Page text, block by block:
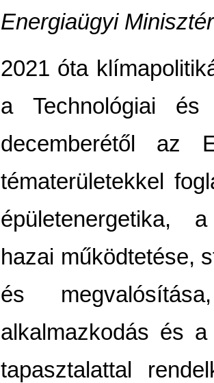
Energiaügyi
2021 óta
a Technológiai és
decemberétől az
tématerületekkel
épületenergetika,
hazai működtetése,
és
alkalmazkodás és
tapasztalattal